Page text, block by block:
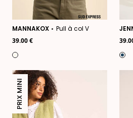
MANNAKOX
Pull à col V
39.00 €
PRIX MINI